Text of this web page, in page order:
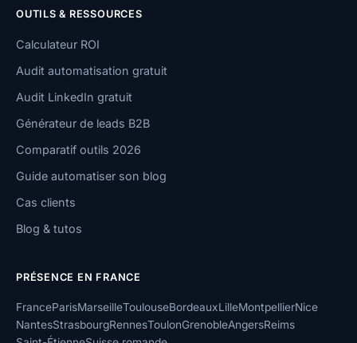
OUTILS & RESSOURCES
Calculateur ROI
Audit automatisation gratuit
Audit LinkedIn gratuit
Générateur de leads B2B
Comparatif outils 2026
Guide automatiser son blog
Cas clients
Blog & tutos
PRÉSENCE EN FRANCE
FranceParisMarseilleToulouseBordeauxLilleMontpellierNice
NantesStrasbourgRennesToulonGrenobleAngersReims